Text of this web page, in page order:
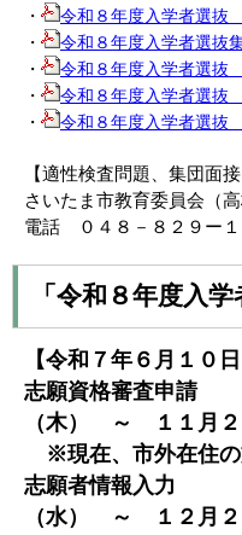
・
令和８年度入学者選
・
令和８年度入学者選抜
・
令和８年度入学者選
・
令和８年度入学者選
・
令和８年度入学者選
【適性検査問題、集団面
さいたま市教育委員会（高
電話 ０４８－８２９ー１
「令和８年度入
【令和７年６月１０
志願資格審査申請
（木） ～ １１月２
※現在、市外在住の
志願者情報入力
（水） ～ １２月２